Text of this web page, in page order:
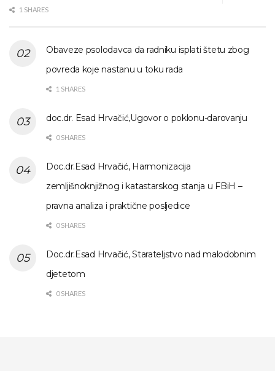
1 SHARES
Obaveze psolodavca da radniku isplati štetu zbog
povreda koje nastanu u toku rada
1 SHARES
doc.dr. Esad Hrvačić,Ugovor o poklonu-darovanju
0 SHARES
Doc.dr.Esad Hrvačić, Harmonizacija
zemljišnoknjižnog i katastarskog stanja u FBiH –
pravna analiza i praktične posljedice
0 SHARES
Doc.dr.Esad Hrvačić, Starateljstvo nad malodobnim
djetetom
0 SHARES